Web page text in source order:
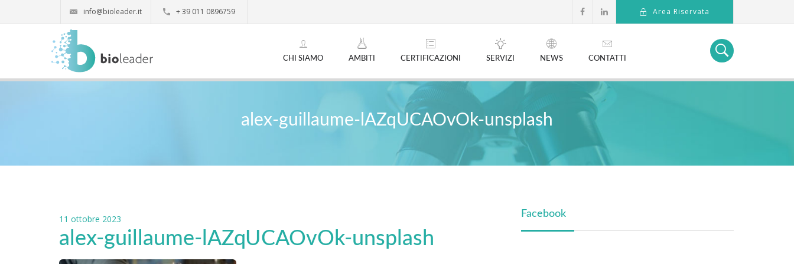
info@bioleader.it + 39 011 0896759 Area Riservata
CHI SIAMO AMBITI CERTIFICAZIONI SERVIZI NEWS CONTATTI
alex-guillaume-lAZqUCAOvOk-unsplash
11 ottobre 2023
alex-guillaume-lAZqUCAOvOk-unsplash
Facebook